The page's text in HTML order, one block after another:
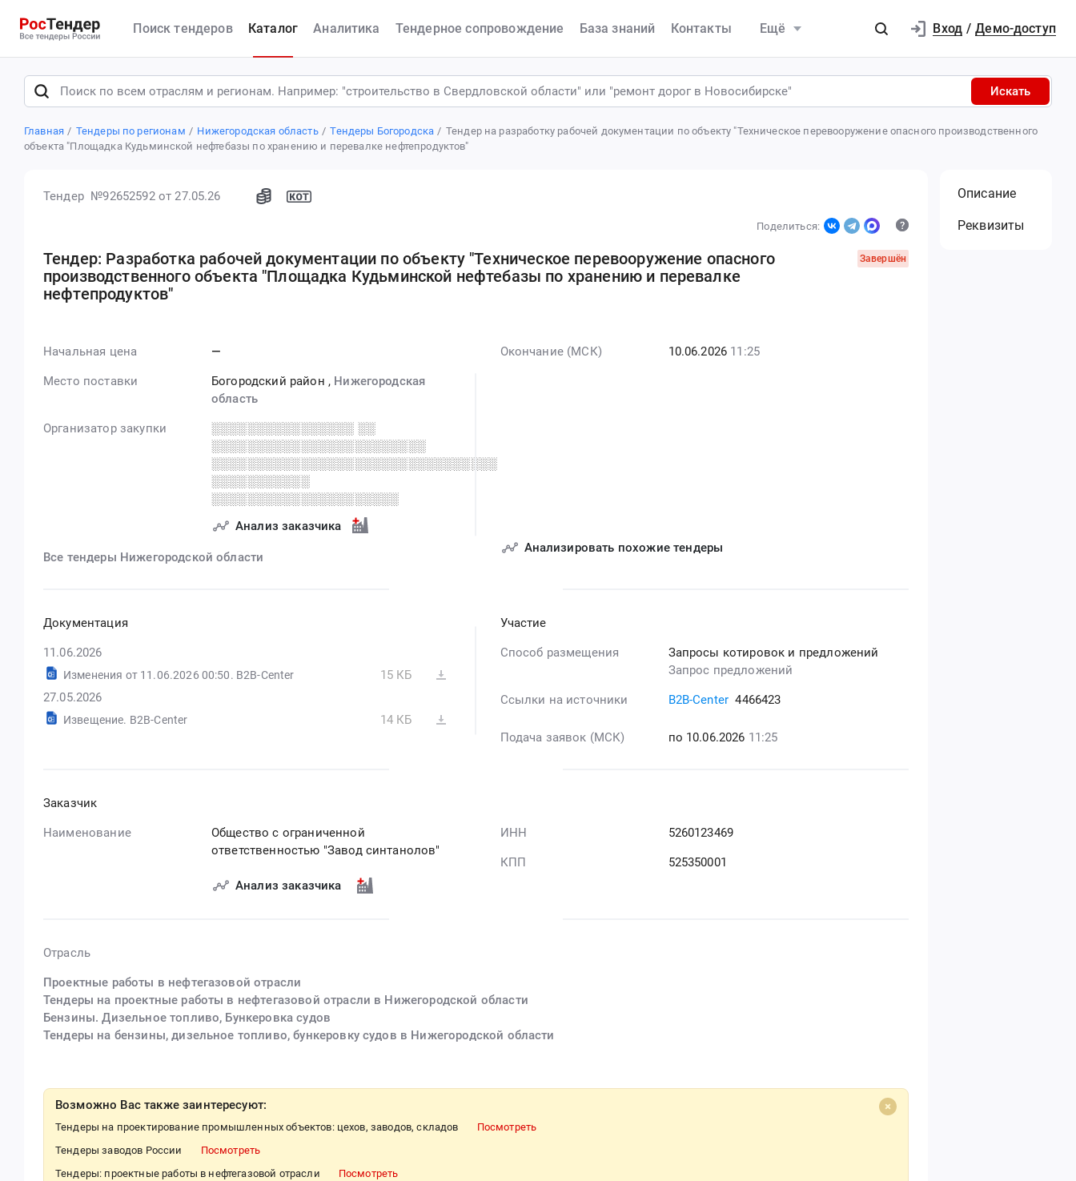
Поиск тендеров Каталог Аналитика Тендерное сопровождение База знаний Контакты Ещё Вход / Демо-доступ
Искать
Главная Тендеры по регионам Нижегородская область Тендеры Богородска
Тендер на разработку рабочей документации по объекту "Техническое перевооружение опасного производственного
объекта "Площадка Кудьминской нефтебазы по хранению и перевалке нефтепродуктов"
Тендер №92652592от 27.05.26
Поделиться:
Тендер: Разработка рабочей документации по объекту "Техническое перевооружение опасного
производственного объекта "Площадка Кудьминской нефтебазы по хранению и перевалке
нефтепродуктов"
Завершён
Начальная цена —
Место поставки Богородский район , Нижегородская
область
Организатор закупки
░░░░░░░░░░░░░░░░ ░░
░░░░░░░░░░░░░░░░░░░░░░░░
░░░░░░░░░░░░░░░░░░░░░░░░░░░░░░░░
░░░░░░░░░░░
░░░░░░░░░░░░░░░░░░░░░
Анализ заказчика
Все тендеры Нижегородской области
Окончание (МСК) 10.06.2026 11:25
Анализировать похожие тендеры
Документация
11.06.2026
Изменения от 11.06.2026 00:50. B2B-Center
15 КБ
27.05.2026
Извещение. B2B-Center 14 КБ
Участие
Способ размещения
Запросы котировок и предложений
Запрос предложений
Ссылки на источники B2B-Center 4466423
Подача заявок (МСК) по 10.06.2026 11:25
Заказчик
Наименование
Общество с ограниченной
ответственностью "Завод синтанолов"
Анализ заказчика
ИНН 5260123469
КПП 525350001
Отрасль
Проектные работы в нефтегазовой отрасли
Тендеры на проектные работы в нефтегазовой отрасли в Нижегородской области
Бензины. Дизельное топливо, Бункеровка судов
Тендеры на бензины, дизельное топливо, бункеровку судов в Нижегородской области
Возможно Вас также заинтересуют:
Тендеры на проектирование промышленных объектов: цехов, заводов, складов
Посмотреть
Тендеры заводов России
Посмотреть
Тендеры: проектные работы в нефтегазовой отрасли
Посмотреть
Описание
Реквизиты